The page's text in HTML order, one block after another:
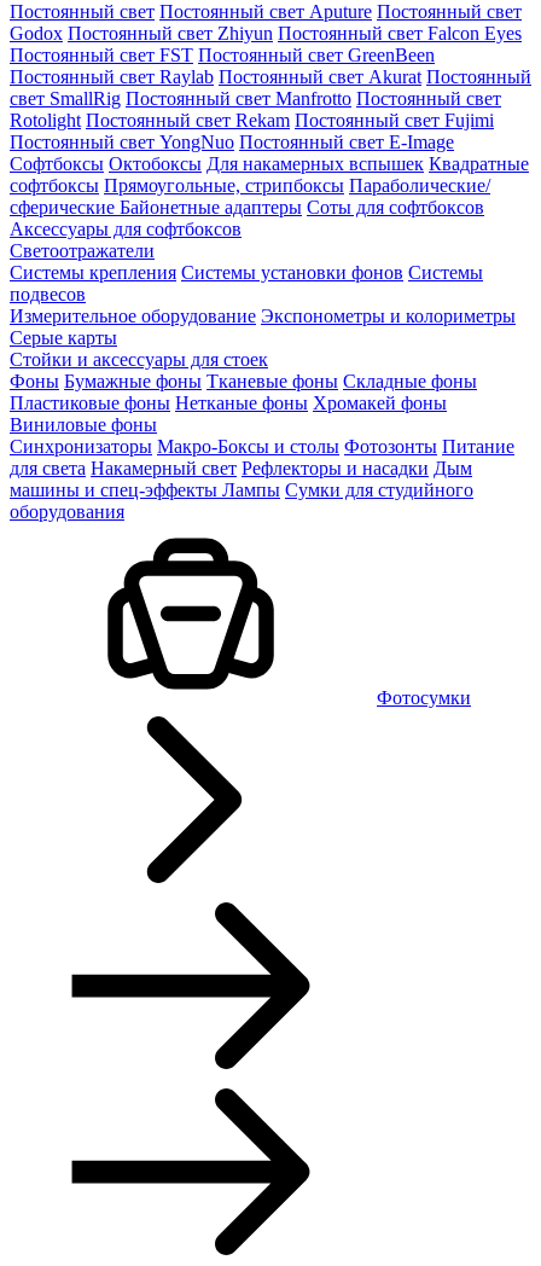
Постоянный свет Постоянный свет Aputure Постоянный свет
Godox Постоянный свет Zhiyun Постоянный свет Falcon Eyes
Постоянный свет FST Постоянный свет GreenBeen
Постоянный свет Raylab Постоянный свет Akurat Постоянный
свет SmallRig Постоянный свет Manfrotto Постоянный свет
Rotolight Постоянный свет Rekam Постоянный свет Fujimi
Постоянный свет YongNuo Постоянный свет E-Image
Софтбоксы Октобоксы Для накамерных вспышек Квадратные
софтбоксы Прямоугольные, стрипбоксы Параболические/
сферические Байонетныe адаптеры Соты для софтбоксов
Аксессуары для софтбоксов
Светоотражатели
Системы крепления Системы установки фонов Системы
подвесов
Измерительное оборудование Экспонометры и колориметры
Серые карты
Стойки и аксессуары для стоек
Фоны Бумажные фоны Тканевые фоны Складные фоны
Пластиковые фоны Нетканые фоны Хромакей фоны
Виниловые фоны
Синхронизаторы Макро-Боксы и столы Фотозонты Питание
для света Накамерный свет Рефлекторы и насадки Дым
машины и спец-эффекты Лампы Сумки для студийного
оборудования
Фотосумки